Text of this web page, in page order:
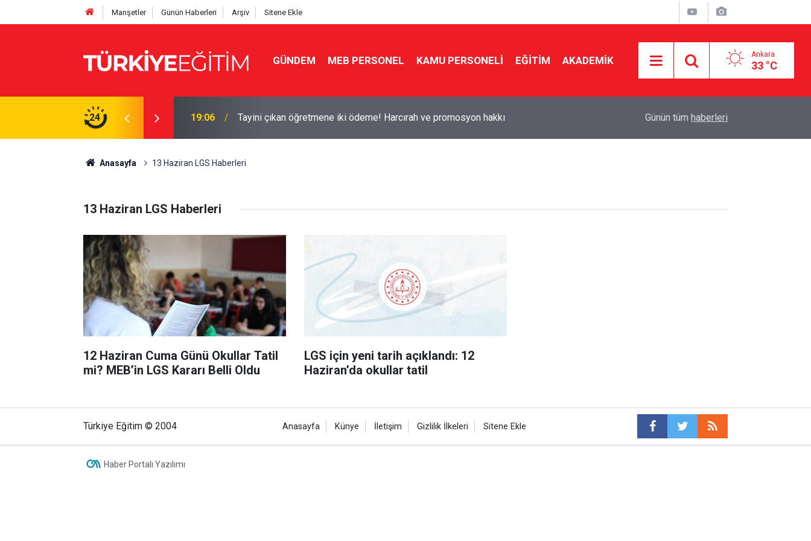
Manşetler Günün Haberleri Arşiv Sitene Ekle
GÜNDEM MEB PERSONEL KAMU PERSONELİ EĞİTİM AKADEMİK Ankara
33 °C
24
Liyakat vurgusu gündemde 19:06 Tayini çıkan öğretmene iki ödeme! Harcırah ve promosyon hakkı "Veliler çocuğuna toz kondurmuyor" Öğretmen
Günün tüm haberleri
Anasayfa 13 Haziran LGS Haberleri
13 Haziran LGS Haberleri
12 Haziran Cuma Günü Okullar Tatil
mi? MEB’in LGS Kararı Belli Oldu
LGS için yeni tarih açıklandı: 12
Haziran’da okullar tatil
Türkiye Eğitim © 2004 Anasayfa Künye İletişim Gizlilik İlkeleri Sitene Ekle
Haber Portalı Yazılımı